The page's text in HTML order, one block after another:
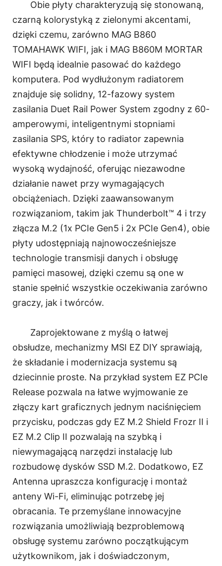
Obie płyty charakteryzują się stonowaną,
czarną kolorystyką z zielonymi akcentami,
dzięki czemu, zarówno MAG B860
TOMAHAWK WIFI, jak i MAG B860M MORTAR
WIFI będą idealnie pasować do każdego
komputera. Pod wydłużonym radiatorem
znajduje się solidny, 12-fazowy system
zasilania Duet Rail Power System zgodny z 60-
amperowymi, inteligentnymi stopniami
zasilania SPS, który to radiator zapewnia
efektywne chłodzenie i może utrzymać
wysoką wydajność, oferując niezawodne
działanie nawet przy wymagających
obciążeniach. Dzięki zaawansowanym
rozwiązaniom, takim jak Thunderbolt™ 4 i trzy
złącza M.2 (1x PCIe Gen5 i 2x PCIe Gen4), obie
płyty udostępniają najnowocześniejsze
technologie transmisji danych i obsługę
pamięci masowej, dzięki czemu są one w
stanie spełnić wszystkie oczekiwania zarówno
graczy, jak i twórców.
Zaprojektowane z myślą o łatwej
obsłudze, mechanizmy MSI EZ DIY sprawiają,
że składanie i modernizacja systemu są
dziecinnie proste. Na przykład system EZ PCIe
Release pozwala na łatwe wyjmowanie ze
złączy kart graficznych jednym naciśnięciem
przycisku, podczas gdy EZ M.2 Shield Frozr II i
EZ M.2 Clip II pozwalają na szybką i
niewymagającą narzędzi instalację lub
rozbudowę dysków SSD M.2. Dodatkowo, EZ
Antenna upraszcza konfigurację i montaż
anteny Wi-Fi, eliminując potrzebę jej
obracania. Te przemyślane innowacyjne
rozwiązania umożliwiają bezproblemową
obsługę systemu zarówno początkującym
użytkownikom, jak i doświadczonym,